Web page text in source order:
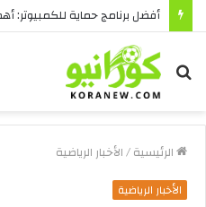
أفضل برنامج حماية للكمبيوتر:
بحث
عن
الرئيسية/الأخبار الرياضية
الأخبار الرياضية